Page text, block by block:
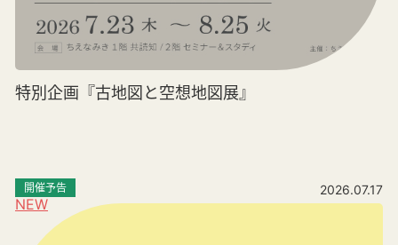
特別企画『古地図と空想地図展』
NEW
開催予告 2026.07.17